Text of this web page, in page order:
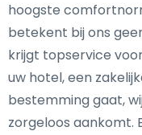
hoogste
betekent bij ons
krijgt topservice
uw hotel, een
bestemming gaat,
zorgeloos aankomt.